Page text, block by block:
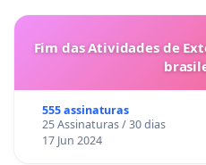
Fim das Atividades de
555 assinaturas
25 Assinaturas / 30 dias
17 Jun 2024